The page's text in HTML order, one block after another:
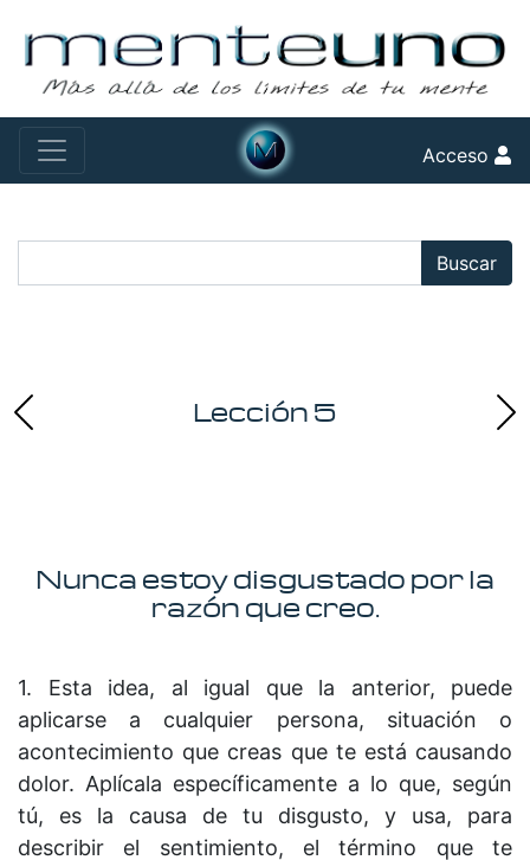
Acceso
Buscar
Lección 5
Nunca estoy disgustado por la
razón que creo.
1. Esta idea, al igual que la anterior, puede
aplicarse a cualquier persona, situación o
acontecimiento que creas que te está causando
dolor. Aplícala específicamente a lo que, según
tú, es la causa de tu disgusto, y usa, para
describir el sentimiento, el término que te